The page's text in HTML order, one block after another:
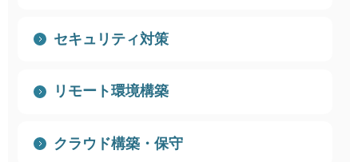
セキュリティ対策
リモート環境構築
クラウド構築・保守